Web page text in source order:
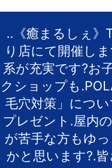
..《癒まるしぇ》
り店にて開催し
系が充実です?お
クショップも
毛穴対策」につ
プレゼント.屋内
が苦手な方もゆ
かと思います?.